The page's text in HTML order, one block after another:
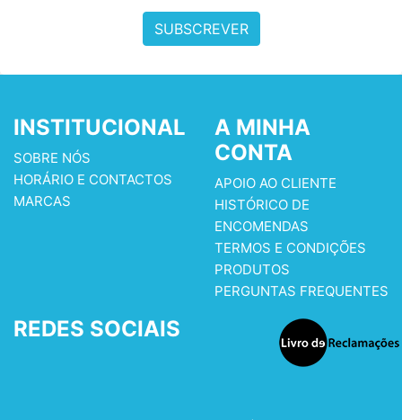
SUBSCREVER
INSTITUCIONAL
SOBRE NÓS
HORÁRIO E CONTACTOS
MARCAS
A MINHA
CONTA
APOIO AO CLIENTE
HISTÓRICO DE
ENCOMENDAS
TERMOS E CONDIÇÕES
PRODUTOS
PERGUNTAS FREQUENTES
REDES SOCIAIS